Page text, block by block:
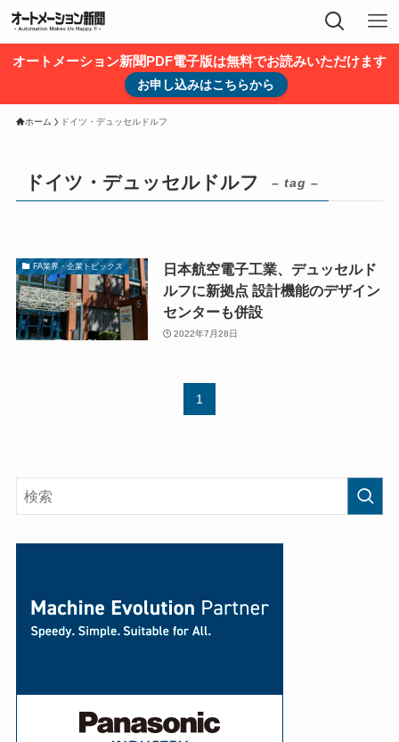
オートメーション新聞PDF電子版は無料でお読みいただけます
お申し込みはこちらから
ホーム ドイツ・デュッセルドルフ
ドイツ・デュッセルドルフ – tag –
FA業界・企業トピックス
日本航空電子工業、デュッセルド
ルフに新拠点 設計機能のデザイン
センターも併設
2022年7月28日
1